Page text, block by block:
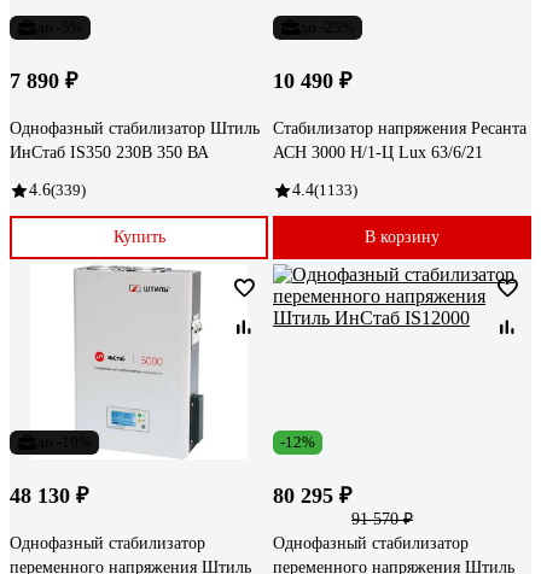
7 890 ₽
Однофазный стабилизатор Штиль
ИнСтаб IS350 230В 350 ВА
4.6(339)
Купить
10 490 ₽
Стабилизатор напряжения Ресанта
АСН 3000 Н/1-Ц Lux 63/6/21
4.4(1133)
В корзину
48 130 ₽
Однофазный стабилизатор
переменного напряжения Штиль
-12%
80 295 ₽
91 570 ₽
Однофазный стабилизатор
переменного напряжения Штиль